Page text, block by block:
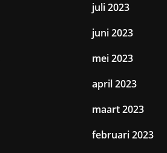
juli 2023
juni 2023
mei 2023
april 2023
maart 2023
februari 2023